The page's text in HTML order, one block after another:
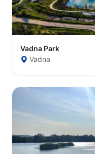
Vadna Park
Vadna